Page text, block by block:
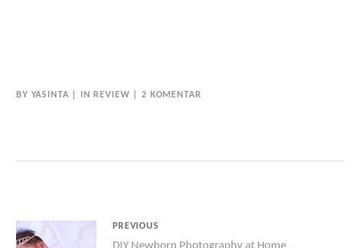
BY YASINTA IN REVIEW 2 KOMENTAR
PREVIOUS